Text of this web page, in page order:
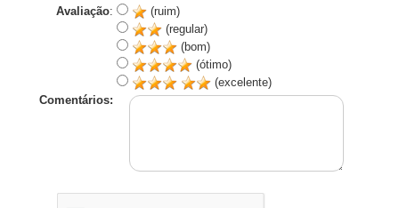
Avaliação:
(ruim)
(regular)
(bom)
(ótimo)
(excelente)
Comentários: